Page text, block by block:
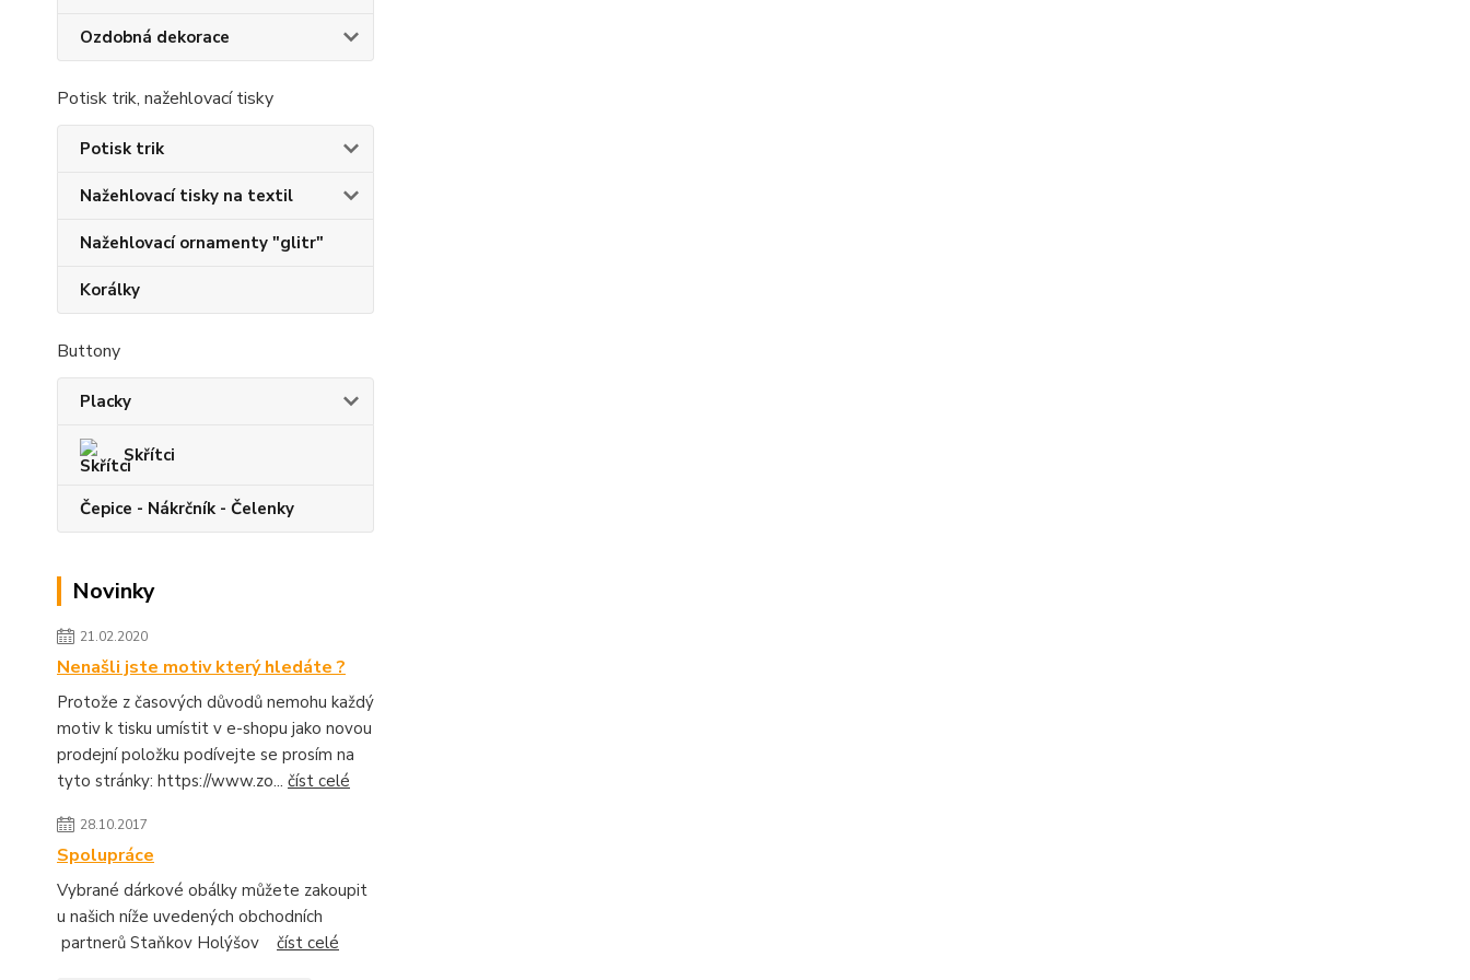
Ozdobná dekorace
Potisk trik, nažehlovací tisky
Potisk trik
Nažehlovací tisky na textil
Nažehlovací ornamenty "glitr"
Korálky
Buttony
Placky
Skřítci
Čepice - Nákrčník - Čelenky
Novinky
21.02.2020
Nenašli jste motiv který hledáte ?
Protože z časových důvodů nemohu každý
motiv k tisku umístit v e-shopu jako novou
prodejní položku podívejte se prosím na
tyto stránky: https://www.zo... číst celé
28.10.2017
Spolupráce
Vybrané dárkové obálky můžete zakoupit
u našich níže uvedených obchodních
partnerů Staňkov Holýšov číst celé